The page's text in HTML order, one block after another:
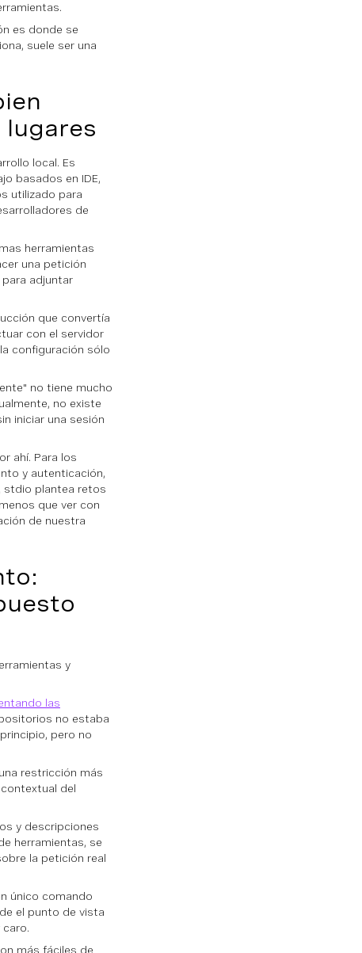
es donde se
suele ser una
lugares
local. Es
basados en IDE,
utilizado para
de
herramientas
una petición
para adjuntar
que convertía
con el servidor
configuración sólo
no tiene mucho
no existe
iniciar una sesión
ahí. Para los
y autenticación,
stdio plantea retos
que ver con
de nuestra
y
las
no estaba
pero no
restricción más
del
y descripciones
herramientas, se
la petición real
único comando
el punto de vista
más fáciles de